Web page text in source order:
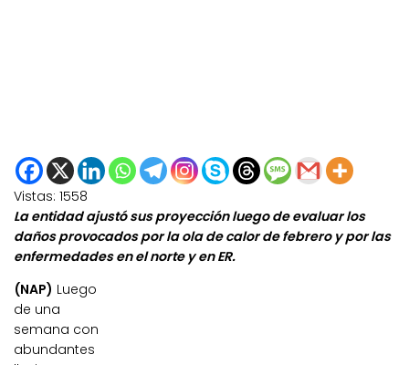
Vistas: 1558
La entidad ajustó sus proyección luego de evaluar los
daños provocados por la ola de calor de febrero y por las
enfermedades en el norte y en ER.
(NAP) Luego
de una
semana con
abundantes